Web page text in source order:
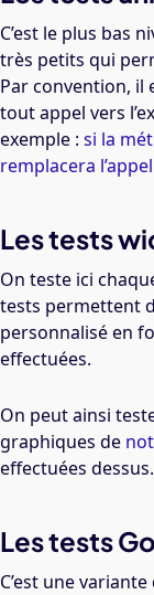
C’est le plus bas
très petits qui
Par convention, il
tout appel vers
exemple :si la
remplacera
Les tests
On teste ici
tests permettent
personnalisé en
effectuées.
On peut ainsi
graphiques de
effectuées dessus.
Les tests
C’est une